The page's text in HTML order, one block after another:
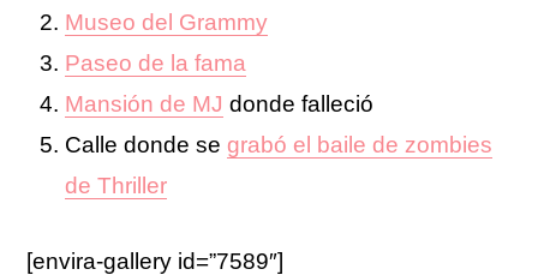
Museo del Grammy
Paseo de la fama
Mansión de MJ donde falleció
Calle donde se grabó el baile de zombies
de Thriller
[envira-gallery id=”7589″]